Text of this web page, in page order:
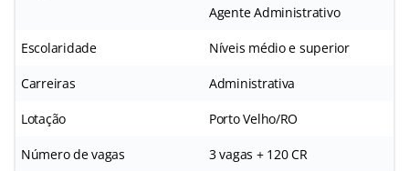
Agente Administrativo
Escolaridade Níveis médio e superior
Carreiras Administrativa
Lotação Porto Velho/RO
Número de vagas 3 vagas + 120 CR